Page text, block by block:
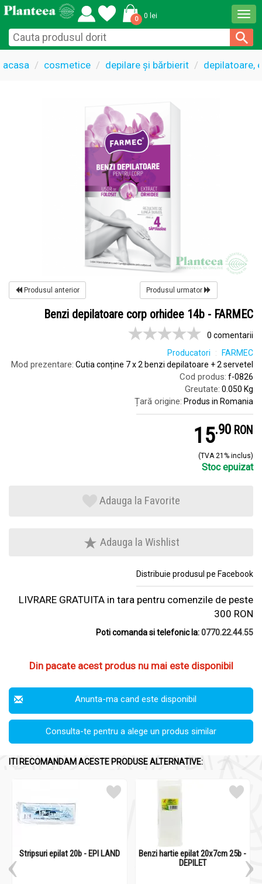
0 0 lei
acasa cosmetice depilare și bărbierit depilatoare,
Produsul anterior Produsul urmator
Benzi depilatoare corp orhidee 14b - FARMEC
0 comentarii
Producatori
FARMEC
Mod prezentare: Cutia conține 7 x 2 benzi depilatoare + 2 servetel
Cod produs: f-0826
Greutate: 0.050 Kg
Țară origine: Produs in Romania
15.9 RON
(TVA 21% inclus)
Stoc epuizat
Adauga la Favorite
Adauga la Wishlist
Distribuie produsul pe Facebook
LIVRARE GRATUITA in tara pentru comenzile de peste
300 RON
Poti comanda si telefonic la:0770.22.44.55
Din pacate acest produs nu mai este disponibil
Anunta-ma cand este disponibil
Consulta-te pentru a alege un produs similar
ITI RECOMANDAM ACESTE PRODUSE ALTERNATIVE:
Stripsuri epilat 20b - EPI LAND
Benzi hartie epilat 20x7cm 25b -
DEPILET